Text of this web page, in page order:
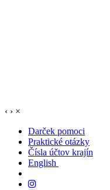
‹ › ×
Darček pomoci
Praktické otázky
Čísla účtov krajín
English